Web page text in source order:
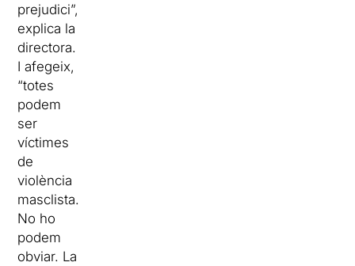
prejudici”,
explica la
directora.
I afegeix,
“totes
podem
ser
víctimes
de
violència
masclista.
No ho
podem
obviar. La